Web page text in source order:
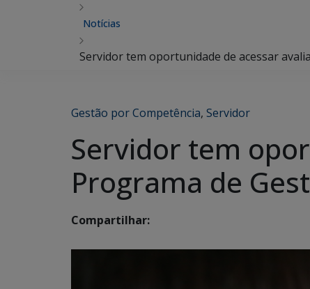
Notícias
Servidor tem oportunidade de acessar
Gestão por Competência, Servidor
Servidor tem
Programa de
Compartilhar: